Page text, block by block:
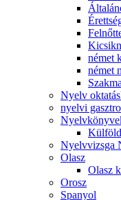
német
német
Nyelv
nyelvi
Nyelvvizsga
Olasz
Olasz
Orosz
Spanyol